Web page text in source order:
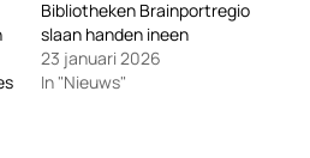
Bibliotheken Brainportregio
slaan handen ineen
23 januari 2026
In "Nieuws"